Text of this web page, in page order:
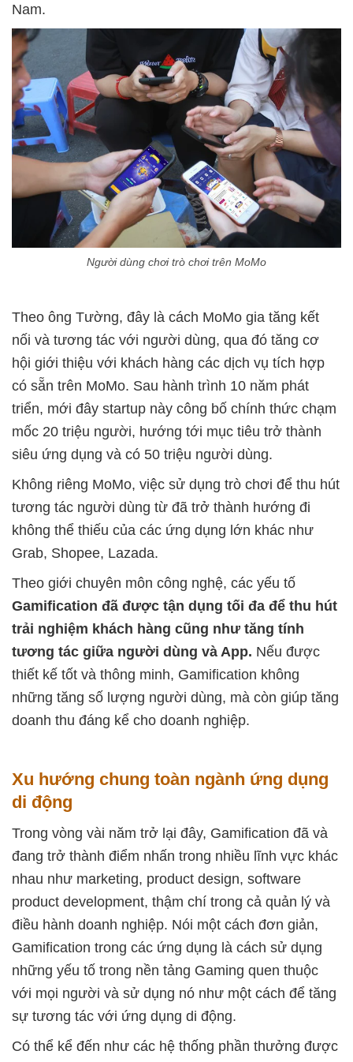
Nam.
Người dùng chơi trò chơi trên MoMo
Theo ông Tường, đây là cách MoMo gia tăng kết
nối và tương tác với người dùng, qua đó tăng cơ
hội giới thiệu với khách hàng các dịch vụ tích hợp
có sẵn trên MoMo. Sau hành trình 10 năm phát
triển, mới đây startup này công bố chính thức chạm
mốc 20 triệu người, hướng tới mục tiêu trở thành
siêu ứng dụng và có 50 triệu người dùng.
Không riêng MoMo, việc sử dụng trò chơi để thu hút
tương tác người dùng từ đã trở thành hướng đi
không thể thiếu của các ứng dụng lớn khác như
Grab, Shopee, Lazada.
Theo giới chuyên môn công nghệ, các yếu tố
Gamification đã được tận dụng tối đa để thu hút
trải nghiệm khách hàng cũng như tăng tính
tương tác giữa người dùng và App. Nếu được
thiết kế tốt và thông minh, Gamification không
những tăng số lượng người dùng, mà còn giúp tăng
doanh thu đáng kể cho doanh nghiệp.
Xu hướng chung toàn ngành ứng dụng
di động
Trong vòng vài năm trở lại đây, Gamification đã và
đang trở thành điểm nhấn trong nhiều lĩnh vực khác
nhau như marketing, product design, software
product development, thậm chí trong cả quản lý và
điều hành doanh nghiệp. Nói một cách đơn giản,
Gamification trong các ứng dụng là cách sử dụng
những yếu tố trong nền tảng Gaming quen thuộc
với mọi người và sử dụng nó như một cách để tăng
sự tương tác với ứng dụng di động.
Có thể kể đến như các hệ thống phần thưởng được